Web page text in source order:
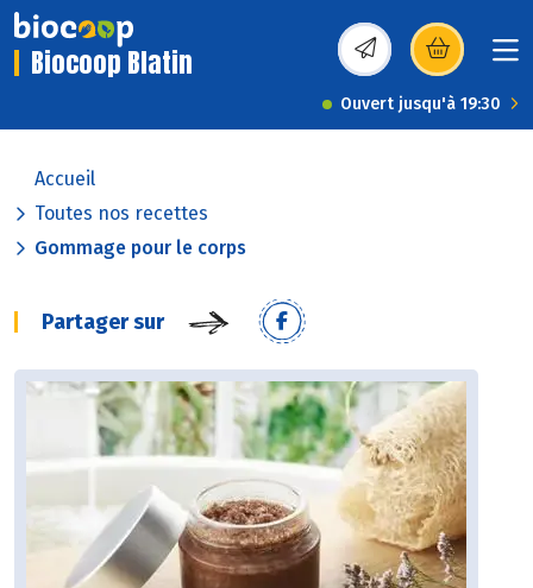
Biocoop Blatin (s’ouvre dans une
Ouvert jusqu'à 19:30
Accueil
Toutes nos recettes
Gommage pour le corps
Partager sur